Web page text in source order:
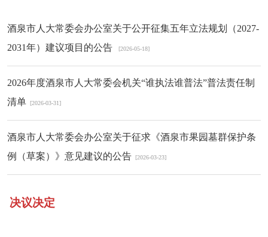
酒泉市人大常委会办公室关于公开征集五年立法规划（2027-
2031年）建议项目的公告
[2026-05-18]
2026年度酒泉市人大常委会机关“谁执法谁普法”普法责任制
清单 [2026-03-31]
酒泉市人大常委会办公室关于征求《酒泉市果园墓群保护条
例（草案）》意见建议的公告 [2026-03-23]
决议决定